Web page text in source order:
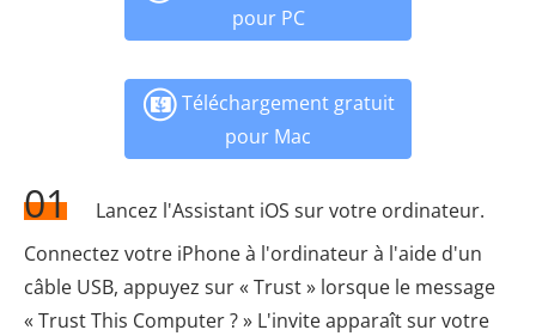
pour PC
Téléchargement gratuit
pour Mac
01
Lancez l'Assistant iOS sur votre ordinateur.
Connectez votre iPhone à l'ordinateur à l'aide d'un
câble USB, appuyez sur « Trust » lorsque le message
« Trust This Computer ? » L'invite apparaît sur votre